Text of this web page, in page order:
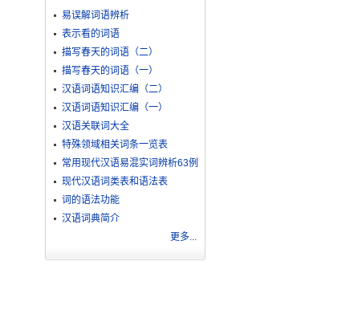
易误解词语辨析
表示看的词语
描写春天的词语（二）
描写春天的词语（一）
汉语词语知识汇编（二）
汉语词语知识汇编（一）
汉语关联词大全
特殊领域相关词条一览表
常用现代汉语易混实词辨析63例
现代汉语词类表和语法表
词的语法功能
汉语词典简介
更多...